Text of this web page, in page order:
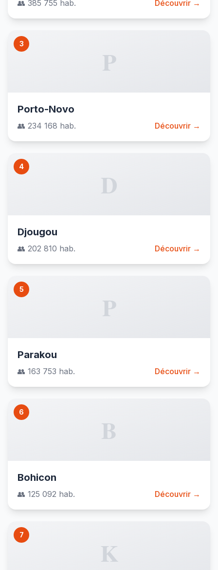
👥 385 755 hab. Découvrir →
3
P
Porto-Novo
👥 234 168 hab. Découvrir →
4
D
Djougou
👥 202 810 hab. Découvrir →
5
P
Parakou
👥 163 753 hab. Découvrir →
6
B
Bohicon
👥 125 092 hab. Découvrir →
7
K